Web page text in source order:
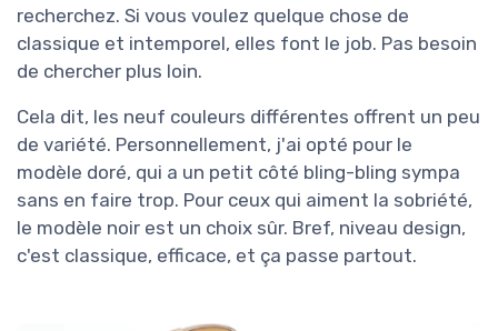
recherchez. Si vous voulez quelque chose de
classique et intemporel, elles font le job. Pas besoin
de chercher plus loin.
Cela dit, les neuf couleurs différentes offrent un peu
de variété. Personnellement, j'ai opté pour le
modèle doré, qui a un petit côté bling-bling sympa
sans en faire trop. Pour ceux qui aiment la sobriété,
le modèle noir est un choix sûr. Bref, niveau design,
c'est classique, efficace, et ça passe partout.